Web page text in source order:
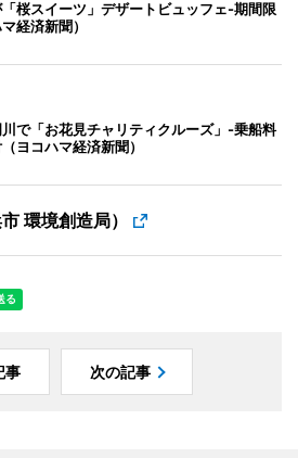
桜スイーツ」デザートビュッフェ-期間限
経済新聞）
で「お花見チャリティクルーズ」-乗船料
ヨコハマ経済新聞）
環境創造局）
事 次の記事